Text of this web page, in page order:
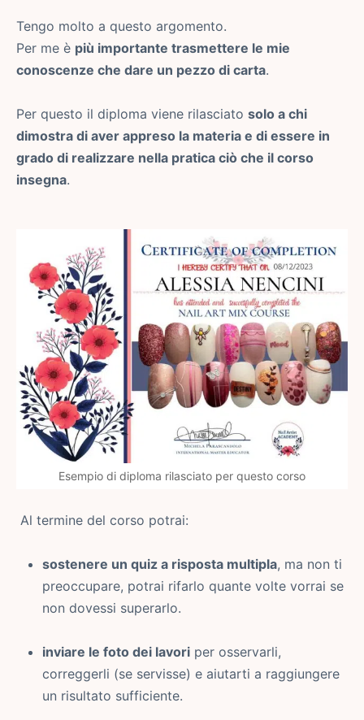
Tengo molto a questo argomento.
Per me è più importante trasmettere le mie
conoscenze che dare un pezzo di carta.
Per questo il diploma viene rilasciato solo a chi
dimostra di aver appreso la materia e di essere in
grado di realizzare nella pratica ciò che il corso
insegna.
Esempio di diploma rilasciato per questo corso
Al termine del corso potrai:
sostenere un quiz a risposta multipla, ma non ti
preoccupare, potrai rifarlo quante volte vorrai se
non dovessi superarlo.
inviare le foto dei lavori per osservarli,
correggerli (se servisse) e aiutarti a raggiungere
un risultato sufficiente.